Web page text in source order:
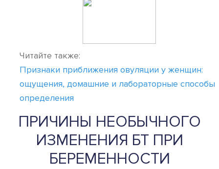
Читайте также:
Признаки приближения овуляции у женщин:
ощущения, домашние и лабораторные способы
определения
ПРИЧИНЫ НЕОБЫЧНОГО
ИЗМЕНЕНИЯ БТ ПРИ
БЕРЕМЕННОСТИ